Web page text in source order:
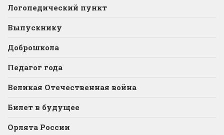
Логопедический пункт
Выпускнику
Доброшкола
Педагог года
Великая Отечественная война
Билет в будущее
Орлята России